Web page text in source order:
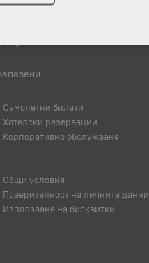
Самолетни билети
Хотелски резервации
Корпоративно обслужване
Общи условия
Поверителност на личните данни
Използване на бисквитки